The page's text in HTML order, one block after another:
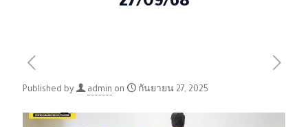
Published by admin on กันยายน 27, 2025